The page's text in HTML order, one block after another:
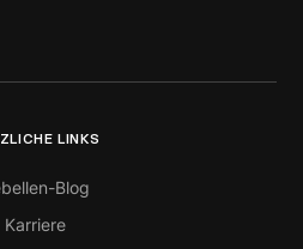
LINKS
Blog
Karriere